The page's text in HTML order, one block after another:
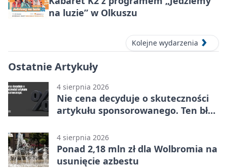
na luzie” w Olkuszu
Kolejne wydarzenia
Ostatnie Artykuły
4 sierpnia 2026
Nie cena decyduje o skuteczności
artykułu sponsorowanego. Ten błąd
4 sierpnia 2026
Ponad 2,18 mln zł dla Wolbromia na
usunięcie azbestu